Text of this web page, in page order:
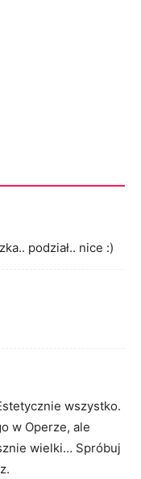
podział.. nice :)
wszystko.
w Operze, ale
wielki… Spróbuj